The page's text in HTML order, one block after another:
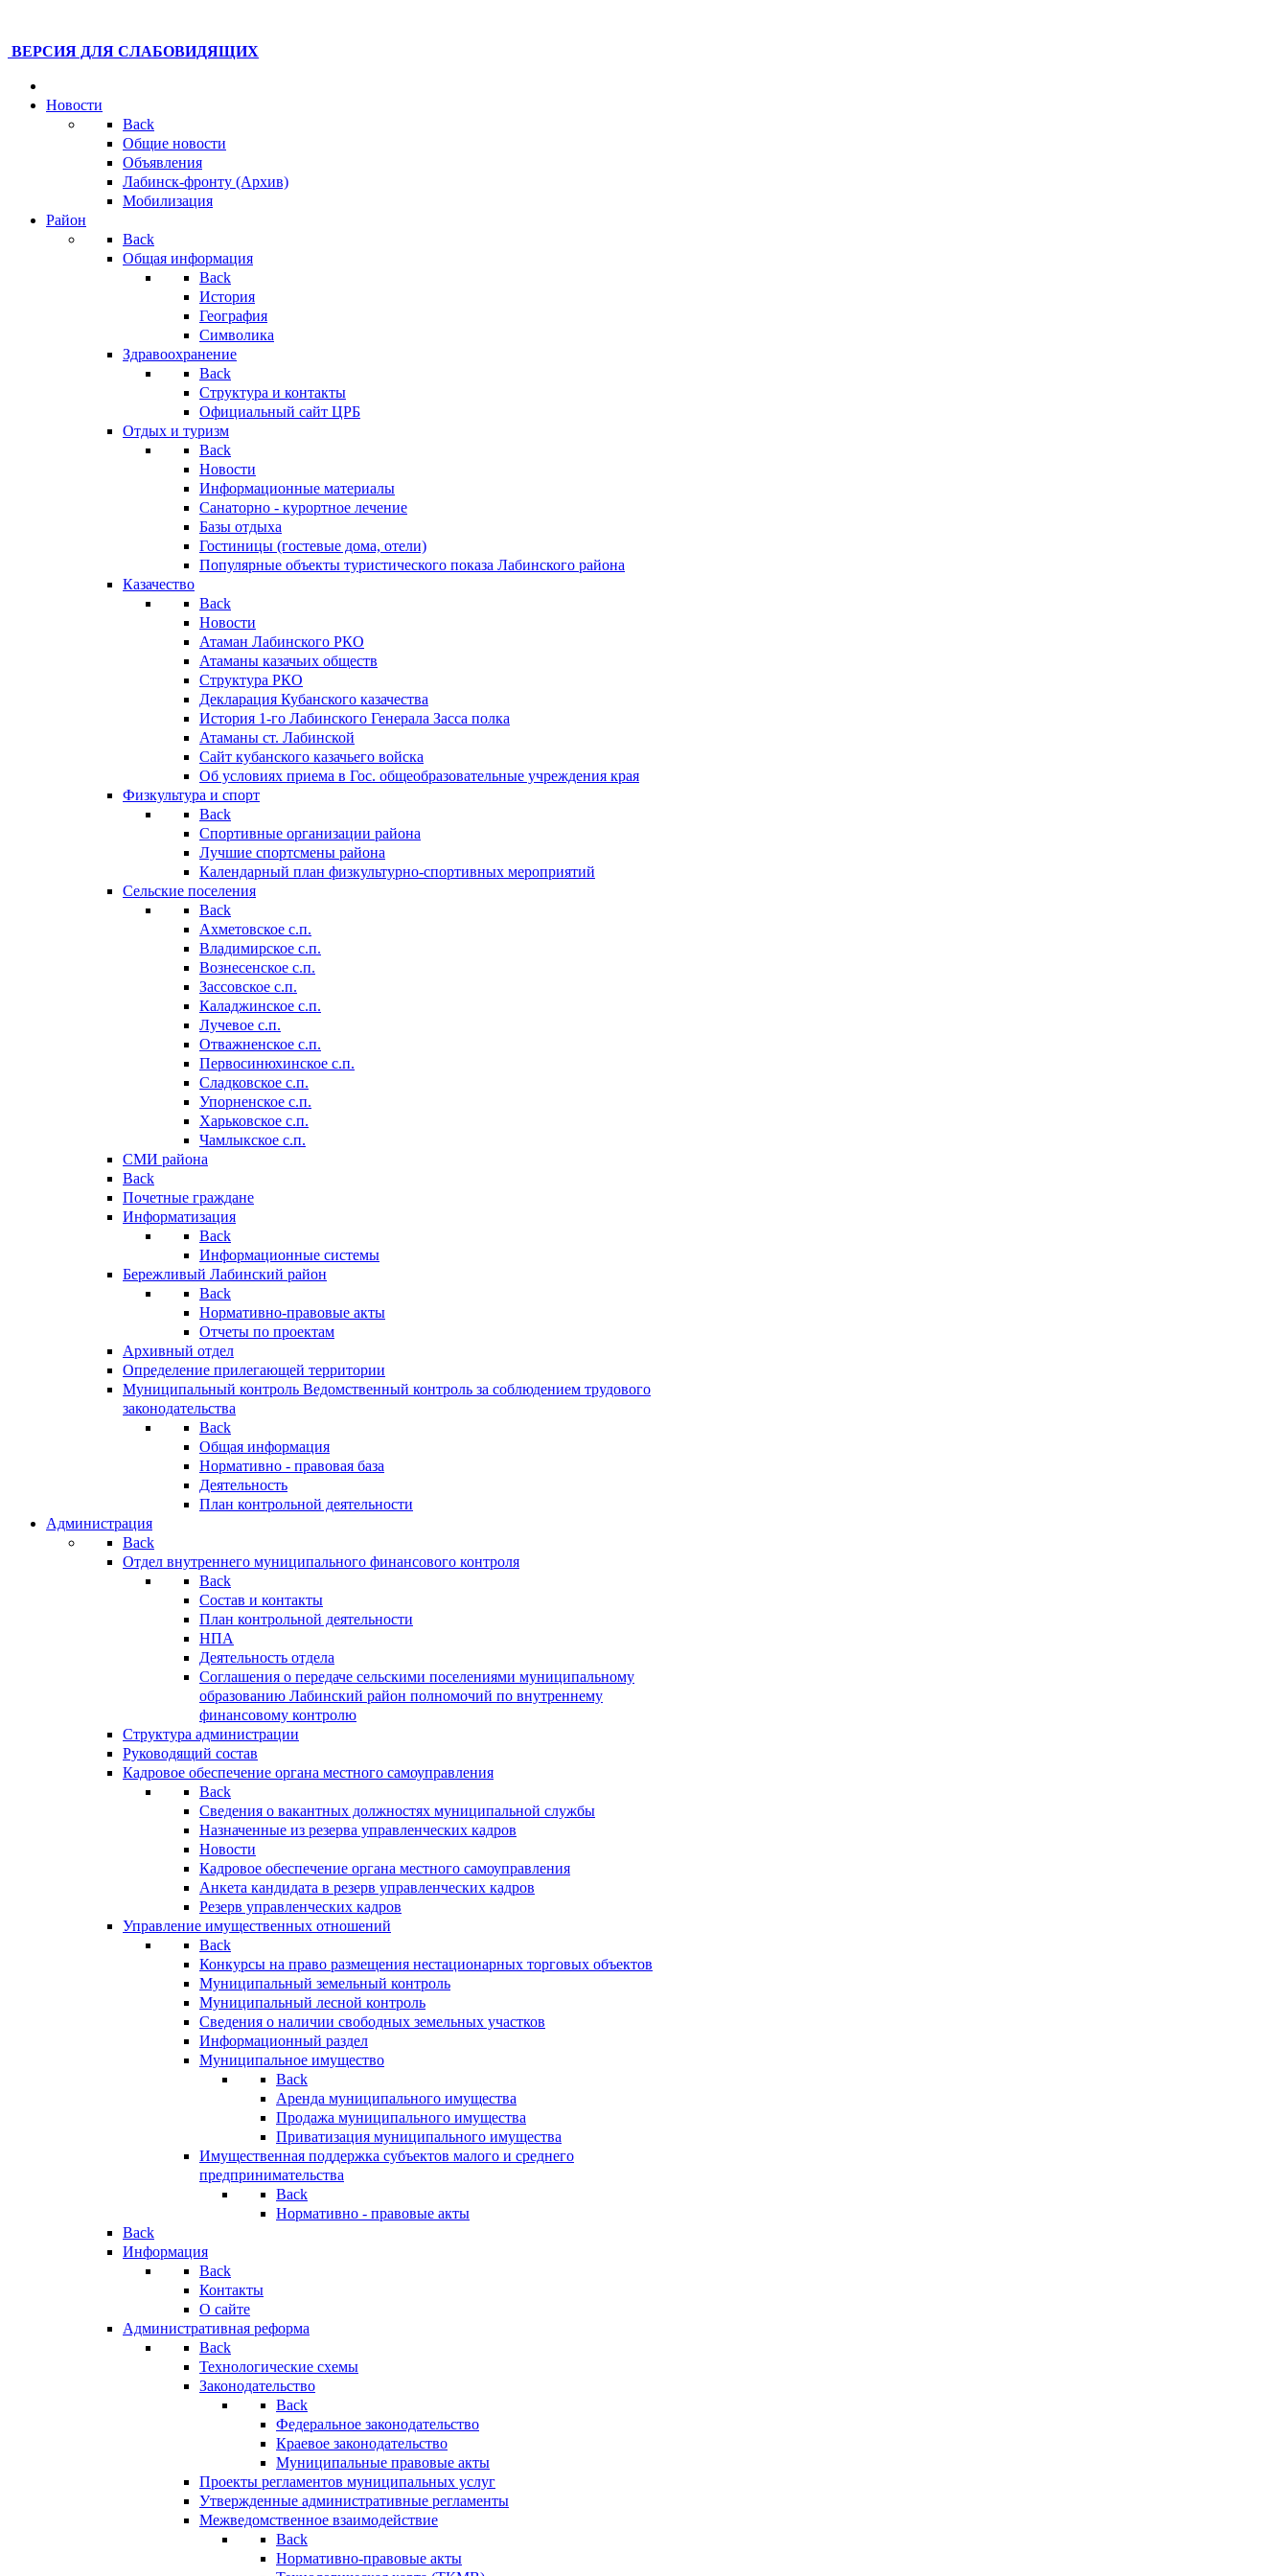
ВЕРСИЯ ДЛЯ СЛАБОВИДЯЩИХ
Новости
Back
Общие новости
Объявления
Лабинск-фронту (Архив)
Мобилизация
Район
Back
Общая информация
Back
История
География
Символика
Здравоохранение
Back
Структура и контакты
Официальный сайт ЦРБ
Отдых и туризм
Back
Новости
Информационные материалы
Санаторно - курортное лечение
Базы отдыха
Гостиницы (гостевые дома, отели)
Популярные объекты туристического показа Лабинского района
Казачество
Back
Новости
Атаман Лабинского РКО
Атаманы казачьих обществ
Структура РКО
Декларация Кубанского казачества
История 1-го Лабинского Генерала Засса полка
Атаманы ст. Лабинской
Cайт кубанского казачьего войска
Об условиях приема в Гос. общеобразовательные учреждения края
Физкультура и спорт
Back
Спортивные организации района
Лучшие спортсмены района
Календарный план физкультурно-спортивных мероприятий
Сельские поселения
Back
Ахметовское с.п.
Владимирское с.п.
Вознесенское с.п.
Зассовское с.п.
Каладжинское с.п.
Лучевое с.п.
Отважненское с.п.
Первосинюхинское с.п.
Сладковское с.п.
Упорненское с.п.
Харьковское с.п.
Чамлыкское с.п.
СМИ района
Back
Почетные граждане
Информатизация
Back
Информационные системы
Бережливый Лабинский район
Back
Нормативно-правовые акты
Отчеты по проектам
Архивный отдел
Определение прилегающей территории
Муниципальный контроль Ведомственный контроль за соблюдением трудового
законодательства
Back
Общая информация
Нормативно - правовая база
Деятельность
План контрольной деятельности
Администрация
Back
Отдел внутреннего муниципального финансового контроля
Back
Состав и контакты
План контрольной деятельности
НПА
Деятельность отдела
Соглашения о передаче сельскими поселениями муниципальному
образованию Лабинский район полномочий по внутреннему
финансовому контролю
Структура администрации
Руководящий состав
Кадровое обеспечение органа местного самоуправления
Back
Сведения о вакантных должностях муниципальной службы
Назначенные из резерва управленческих кадров
Новости
Кадровое обеспечение органа местного самоуправления
Анкета кандидата в резерв управленческих кадров
Резерв управленческих кадров
Управление имущественных отношений
Back
Конкурсы на право размещения нестационарных торговых объектов
Муниципальный земельный контроль
Муниципальный лесной контроль
Сведения о наличии свободных земельных участков
Информационный раздел
Муниципальное имущество
Back
Аренда муниципального имущества
Продажа муниципального имущества
Приватизация муниципального имущества
Имущественная поддержка субъектов малого и среднего
предпринимательства
Back
Нормативно - правовые акты
Back
Информация
Back
Контакты
О сайте
Административная реформа
Back
Технологические схемы
Законодательство
Back
Федеральное законодательство
Краевое законодательство
Муниципальные правовые акты
Проекты регламентов муниципальных услуг
Утвержденные административные регламенты
Межведомственное взаимодействие
Back
Нормативно-правовые акты